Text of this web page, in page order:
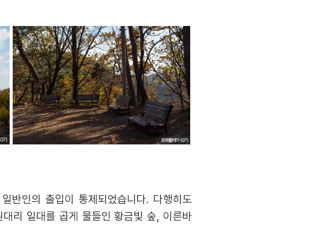
반인의 출입이 통제되었습니다. 다행히도
리 일대를 곱게 물들인 황금빛 숲, 이른바